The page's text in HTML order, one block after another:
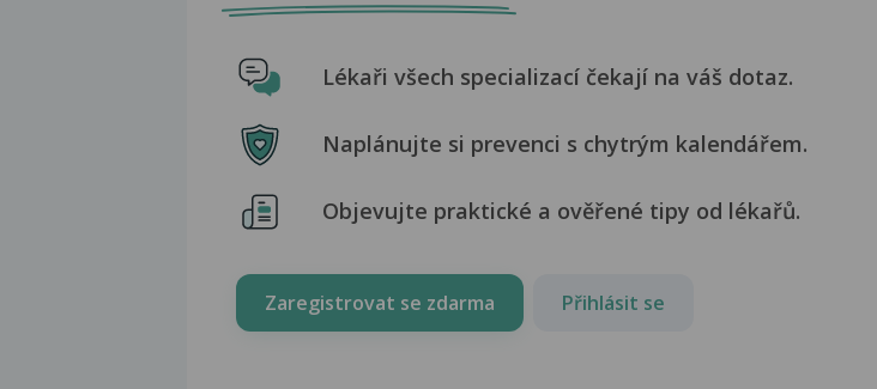
Lékaři všech specializací čekají na váš dotaz.
Naplánujte si prevenci s chytrým kalendářem.
Objevujte praktické a ověřené tipy od lékařů.
Zaregistrovat se zdarma Přihlásit se